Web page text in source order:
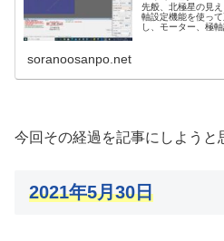
先般、北極星の見
軸設定機能を使っ
し、モーター、極
soranoosanpo.net
今回その経過を記事にしようと
2021年5月30日